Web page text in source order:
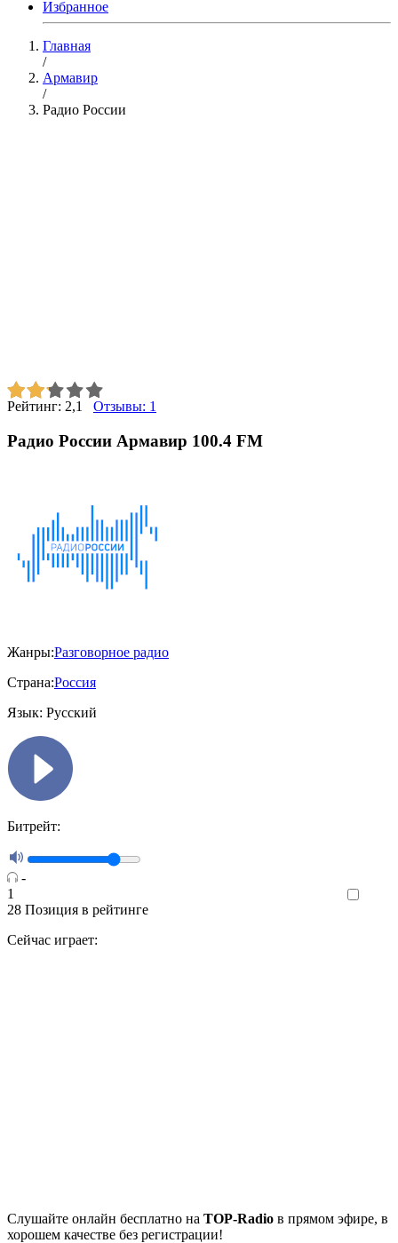
Избранное
Главная
/
Армавир
/
Радио России
Рейтинг: 2,1 Отзывы: 1
Радио России Армавир 100.4 FM
Жанры:Разговорное радио
Страна:Россия
Язык: Русский
Битрейт:
-
1
28 Позиция в рейтинге
Сейчас играет:
Cлушайте онлайн бесплатно на TOP-Radio в прямом эфире, в
хорошем качестве без регистрации!